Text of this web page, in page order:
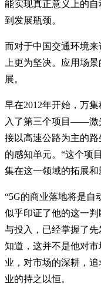
能实现真正意义上的
到发展瓶颈。
而对于中国交通环境
上更为坚决。应用场
展。
早在2012年开始，万
入了第三个项目——激
接以高速公路为主的
的感知单元。“这个项
集在这一领域的拓展
“5G的商业落地将是自
似乎印证了他的这一
与投入，已经掌握了
知道，这并不是他对
业，对市场的深耕，
业的持之以恒。